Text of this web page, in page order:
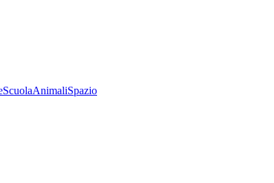
ScuolaAnimaliSpazio